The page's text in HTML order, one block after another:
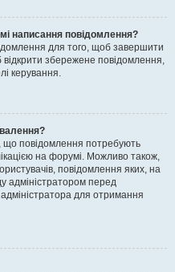
написання повідомлення?
для того, щоб завершити
відкрити збережене повідомлення,
керування.
що повідомлення потребують
на форумі. Можливо також,
повідомлення яких, на
адміністратором перед
для отримання